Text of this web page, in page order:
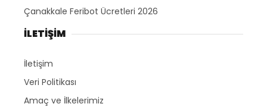
Çanakkale Feribot Ücretleri 2026
İLETİŞİM
İletişim
Veri Politikası
Amaç ve İlkelerimiz